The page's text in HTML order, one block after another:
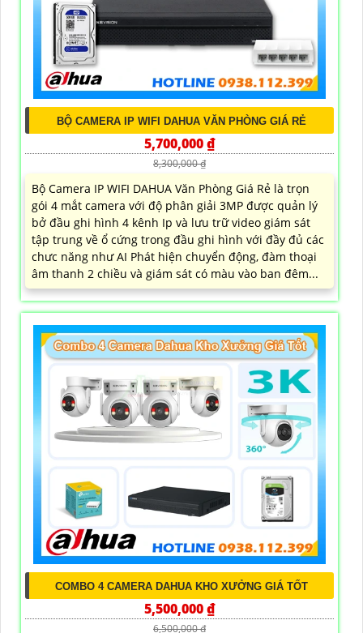
BỘ CAMERA IP WIFI DAHUA VĂN PHÒNG GIÁ RẺ
5,700,000 ₫
8,300,000 ₫
Bộ Camera IP WIFI DAHUA Văn Phòng Giá Rẻ là trọn
gói 4 mắt camera với độ phân giải 3MP được quản lý
bở đầu ghi hình 4 kênh Ip và lưu trữ video giám sát
tập trung về ổ cứng trong đầu ghi hình với đầy đủ các
chưc năng như AI Phát hiện chuyển động, đàm thoại
âm thanh 2 chiều và giám sát có màu vào ban đêm...
COMBO 4 CAMERA DAHUA KHO XƯỞNG GIÁ TỐT
5,500,000 ₫
6,500,000 ₫